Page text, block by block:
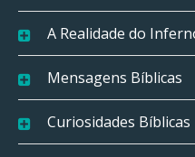
A Realidade do
Mensagens Bíblicas
Curiosidades Bíblicas